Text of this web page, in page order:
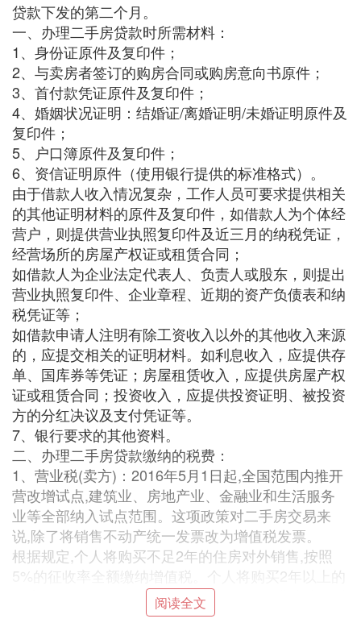
贷款下发的第二个月。
一、办理二手房贷款时所需材料：
1、身份证原件及复印件；
2、与卖房者签订的购房合同或购房意向书原件；
3、首付款凭证原件及复印件；
4、婚姻状况证明：结婚证/离婚证明/未婚证明原件及
复印件；
5、户口簿原件及复印件；
6、资信证明原件（使用银行提供的标准格式）。
由于借款人收入情况复杂，工作人员可要求提供相关
的其他证明材料的原件及复印件，如借款人为个体经
营户，则提供营业执照复印件及近三月的纳税凭证，
经营场所的房屋产权证或租赁合同；
如借款人为企业法定代表人、负责人或股东，则提出
营业执照复印件、企业章程、近期的资产负债表和纳
税凭证等；
如借款申请人注明有除工资收入以外的其他收入来源
的，应提交相关的证明材料。如利息收入，应提供存
单、国库券等凭证；房屋租赁收入，应提供房屋产权
证或租赁合同；投资收入，应提供投资证明、被投资
方的分红决议及支付凭证等。
7、银行要求的其他资料。
二、办理二手房贷款缴纳的税费：
1、营业税(卖方)：2016年5月1日起,全国范围内推开
营改增试点,建筑业、房地产业、金融业和生活服务
业等全部纳入试点范围。这项政策对二手房交易来
说,除了将销售不动产统一发票改为增值税发票。
根据规定,个人将购买不足2年的住房对外销售,按照
5%的征收率全额缴纳增值税。个人将购买2年以上的
住房对外销售,免征增值税(北上广深除外);北上广深地
区个人购买2年以上的非普通住房对外销售的,以销售
阅读全文